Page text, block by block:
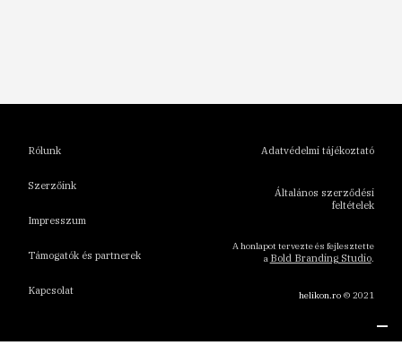
Rólunk
Szerzőink
Impresszum
Támogatók és partnerek
Kapcsolat
Adatvédelmi tájékoztató
Általános szerződési
feltételek
A honlapot tervezte és fejlesztette
a Bold Branding Studio.
helikon.ro© 2021